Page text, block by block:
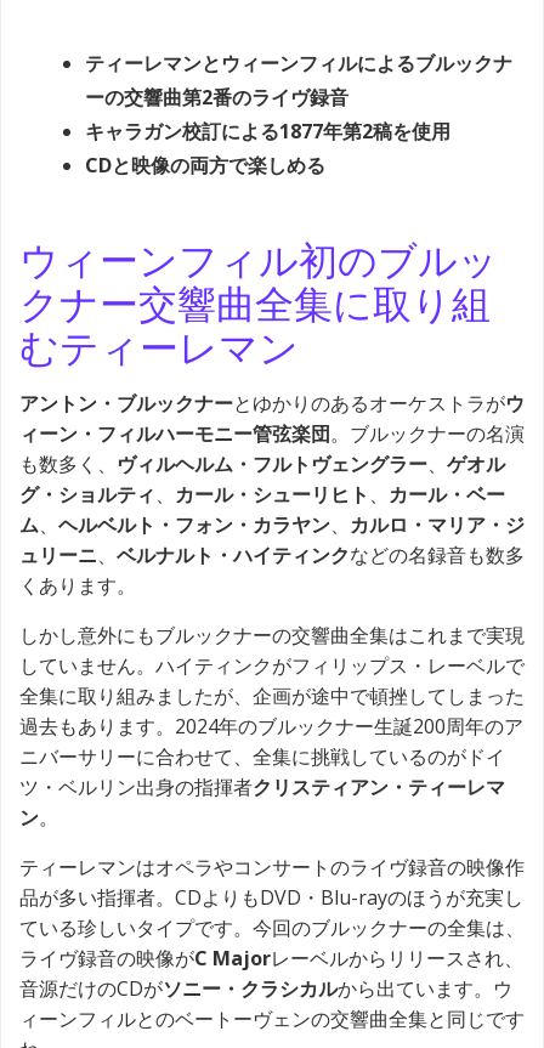
ティーレマンとウィーンフィルによるブルックナ
ーの交響曲第2番のライヴ録音
キャラガン校訂による1877年第2稿を使用
CDと映像の両方で楽しめる
ウィーンフィル初のブルッ
クナー交響曲全集に取り組
むティーレマン
アントン・ブルックナーとゆかりのあるオーケストラがウ
ィーン・フィルハーモニー管弦楽団。ブルックナーの名演
も数多く、 ヴィルヘルム・フルトヴェングラー、 ゲオル
グ・ショルティ、 カール・シューリヒト 、 カール・ベー
ム、 ヘルベルト・フォン・カラヤン、 カルロ・マリア・ジ
ュリーニ、 ベルナルト・ハイティンクなどの名録音も数多
くあります。
しかし意外にもブルックナーの交響曲全集はこれまで実現
していません。ハイティンクがフィリップス・レーベルで
全集に取り組みましたが、企画が途中で頓挫してしまった
過去もあります。2024年のブルックナー生誕200周年のア
ニバーサリーに合わせて、全集に挑戦しているのがドイ
ツ・ベルリン出身の指揮者クリスティアン・ティーレマ
ン。
ティーレマンはオペラやコンサートのライヴ録音の映像作
品が多い指揮者。CDよりもDVD・Blu-rayのほうが充実し
ている珍しいタイプです。今回のブルックナーの全集は、
ライヴ録音の映像がC Majorレーベルからリリースされ、
音源だけのCDがソニー・クラシカルから出ています。ウ
ィーンフィルとのベートーヴェンの交響曲全集と同じです